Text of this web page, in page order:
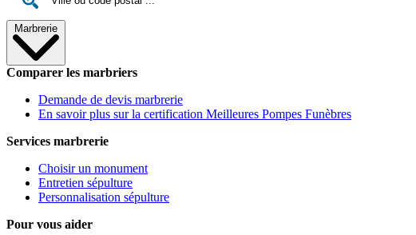
Marbrerie
Comparer les marbriers
Demande de devis marbrerie
En savoir plus sur la certification Meilleures Pompes Funèbres
Services marbrerie
Choisir un monument
Entretien sépulture
Personnalisation sépulture
Pour vous aider